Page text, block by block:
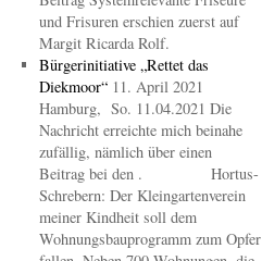
und Frisuren erschien zuerst auf
Margit Ricarda Rolf.
Bürgerinitiative „Rettet das
Diekmoor“ 11. April 2021
Hamburg, So. 11.04.2021 Die
Nachricht erreichte mich beinahe
zufällig, nämlich über einen
Beitrag bei den . Hortus-
Schrebern: Der Kleingartenverein
meiner Kindheit soll dem
Wohnungsbauprogramm zum Opfer